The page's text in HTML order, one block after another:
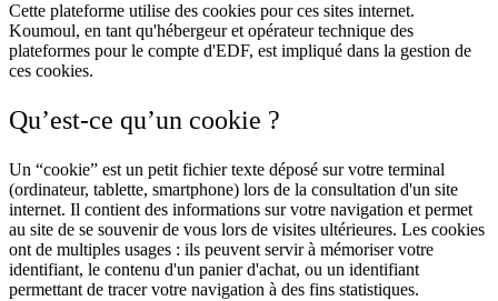
Cette plateforme utilise des cookies pour ces sites internet.
Koumoul, en tant qu'hébergeur et opérateur technique des
plateformes pour le compte d'EDF, est impliqué dans la gestion de
ces cookies.
Qu’est-ce qu’un cookie ?
Un “cookie” est un petit fichier texte déposé sur votre terminal
(ordinateur, tablette, smartphone) lors de la consultation d'un site
internet. Il contient des informations sur votre navigation et permet
au site de se souvenir de vous lors de visites ultérieures. Les cookies
ont de multiples usages : ils peuvent servir à mémoriser votre
identifiant, le contenu d'un panier d'achat, ou un identifiant
permettant de tracer votre navigation à des fins statistiques.